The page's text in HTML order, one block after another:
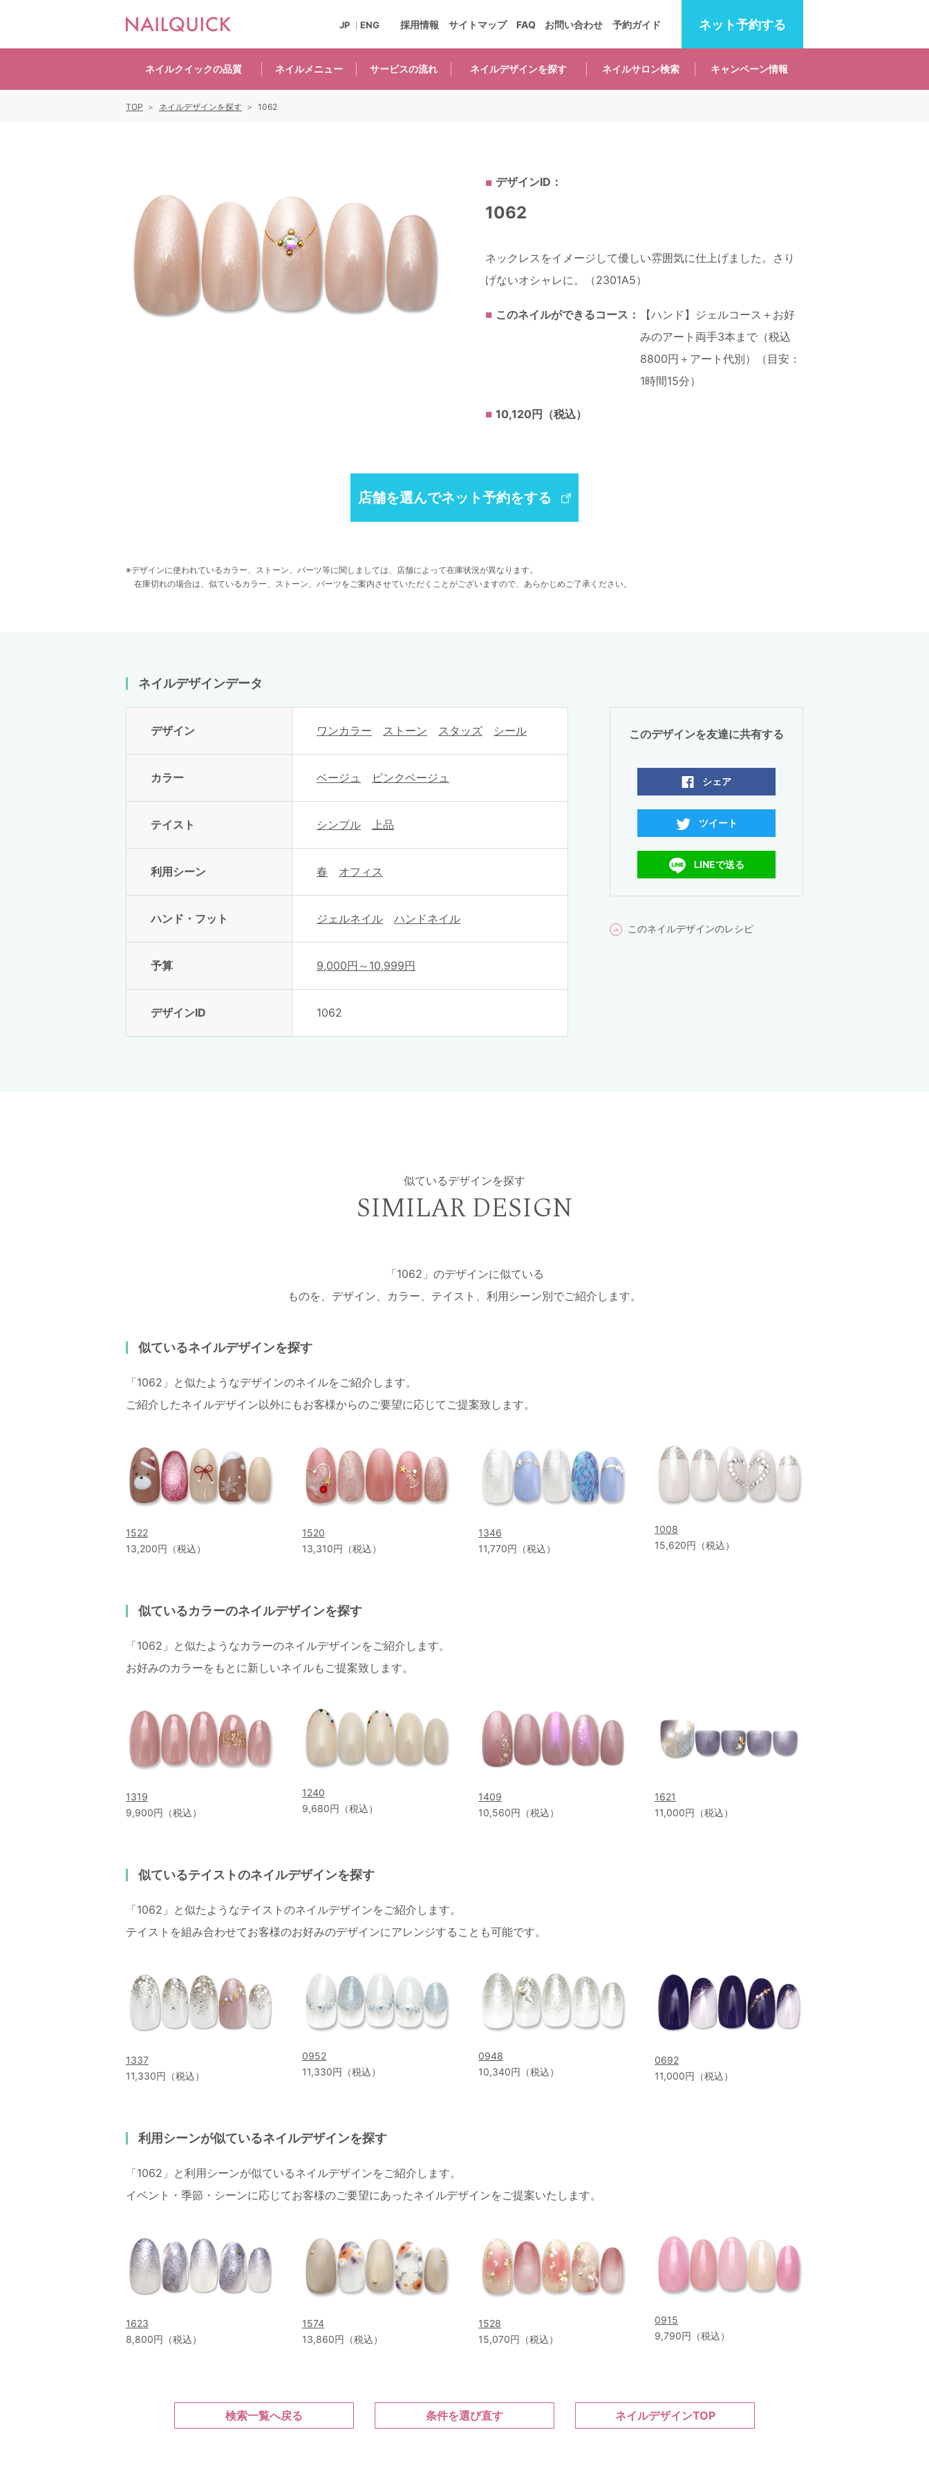
ネット予約する
ネイルクイックの品質 ネイルメニュー サービスの流れ ネイルデザインを探す ネイルサロン検索 キャンペーン情報
採用情報 サイトマップ FAQ お問い合わせ 予約ガイド
JP ENG
デザインID：
1062
ネックレスをイメージして優しい雰囲気に仕上げました。さり
げないオシャレに。（2301A5）
このネイルができるコース：
【ハンド】ジェルコース＋お好
みのアート両手3本まで（税込
8800円＋アート代別）（目安：
1時間15分）
10,120円（税込）
店舗を選んでネット予約をする
デザインに使われているカラー、ストーン、パーツ等に関しましては、店舗によって在庫状況が異なります。
在庫切れの場合は、似ているカラー、ストーン、パーツをご案内させていただくことがございますので、あらかじめご了承ください。
ネイルデザインデータ
デザイン ワンカラー ストーン スタッズ シール
カラー ベージュ ピンクベージュ
テイスト シンプル 上品
利用シーン 春 オフィス
ハンド・フット ジェルネイル ハンドネイル
予算 9,000円～10,999円
デザインID 1062
このデザインを友達に共有する
シェア
ツイート
LINEで送る
このネイルデザインのレシピ
似ているデザインを探す
SIMILAR DESIGN
「1062」のデザインに似ている
ものを、デザイン、カラー、テイスト、利用シーン別でご紹介します。
似ているネイルデザインを探す
「1062」と似たようなデザインのネイルをご紹介します。
ご紹介したネイルデザイン以外にもお客様からのご要望に応じてご提案致します。
1522
13,200円（税込）
1520
13,310円（税込）
1346
11,770円（税込）
1008
15,620円（税込）
似ているカラーのネイルデザインを探す
「1062」と似たようなカラーのネイルデザインをご紹介します。
お好みのカラーをもとに新しいネイルもご提案致します。
1319
9,900円（税込）
1240
9,680円（税込）
1409
10,560円（税込）
1621
11,000円（税込）
似ているテイストのネイルデザインを探す
「1062」と似たようなテイストのネイルデザインをご紹介します。
テイストを組み合わせてお客様のお好みのデザインにアレンジすることも可能です。
1337
11,330円（税込）
0952
11,330円（税込）
0948
10,340円（税込）
0692
11,000円（税込）
利用シーンが似ているネイルデザインを探す
「1062」と利用シーンが似ているネイルデザインをご紹介します。
イベント・季節・シーンに応じてお客様のご要望にあったネイルデザインをご提案いたします。
1623
8,800円（税込）
1574
13,860円（税込）
1528
15,070円（税込）
0915
9,790円（税込）
検索一覧へ戻る 条件を選び直す ネイルデザインTOP
TOP ネイルデザインを探す 1062